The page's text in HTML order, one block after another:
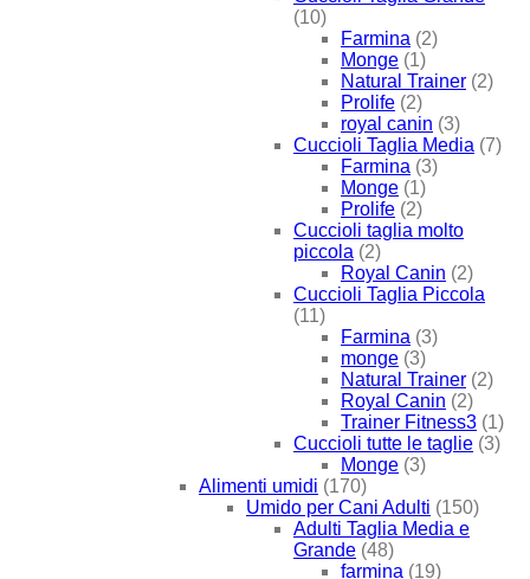
(10)
Farmina (2)
Monge (1)
Natural Trainer (2)
Prolife (2)
royal canin (3)
Cuccioli Taglia Media (7)
Farmina (3)
Monge (1)
Prolife (2)
Cuccioli taglia molto
piccola (2)
Royal Canin (2)
Cuccioli Taglia Piccola
(11)
Farmina (3)
monge (3)
Natural Trainer (2)
Royal Canin (2)
Trainer Fitness3 (1)
Cuccioli tutte le taglie (3)
Monge (3)
Alimenti umidi (170)
Umido per Cani Adulti (150)
Adulti Taglia Media e
Grande (48)
farmina (19)